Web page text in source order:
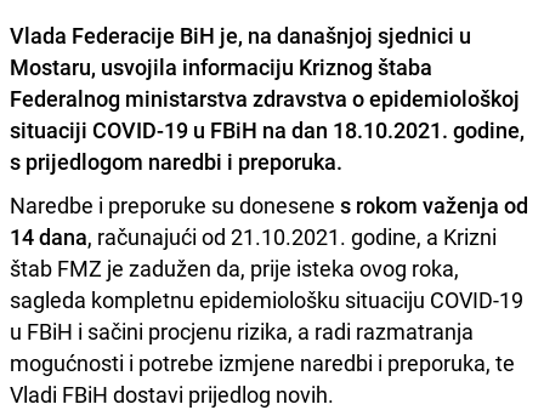
Vlada Federacije BiH je, na današnjoj sjednici u
Mostaru, usvojila informaciju Kriznog štaba
Federalnog ministarstva zdravstva o epidemiološkoj
situaciji COVID-19 u FBiH na dan 18.10.2021. godine,
s prijedlogom naredbi i preporuka.
Naredbe i preporuke su donesene s rokom važenja od
14 dana, računajući od 21.10.2021. godine, a Krizni
štab FMZ je zadužen da, prije isteka ovog roka,
sagleda kompletnu epidemiološku situaciju COVID-19
u FBiH i sačini procjenu rizika, a radi razmatranja
mogućnosti i potrebe izmjene naredbi i preporuka, te
Vladi FBiH dostavi prijedlog novih.